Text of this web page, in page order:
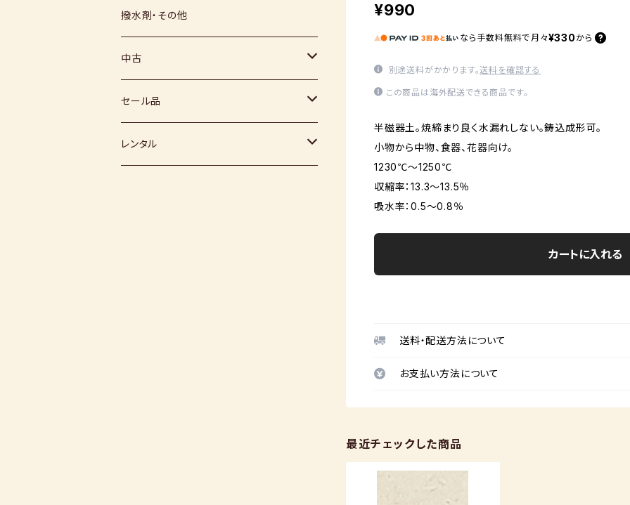
¥990
なら 手数料無料で 月々¥330 から
別途送料がかかります。送料を確認する
この商品は海外配送できる商品です。
半磁器土。焼締まり良く水漏れしない。鋳込成形可。
小物から中物、食器、花器向け。
1230℃～1250℃
収縮率：13.3～13.5％
吸水率：0.5～0.8％
カートに入れる
送料・配送方法について
お支払い方法について
最近チェックした商品
上絵具
下絵具
その他
硅石
その他（土・泥等）
顔料
灰
薪窯（高鶴淳一先生）
堀田窯
小石原焼
鶴見窯
秀山窯
高取焼
鬼丸雪山窯
福岡県：窯元・陶芸作家
恵水窯
信楽白土
信楽赤土
梅崎粘土
七隈粘土
撥水剤・その他
中古
窯
電気窯
電動ろくろ
セール品
小道具
レンタル